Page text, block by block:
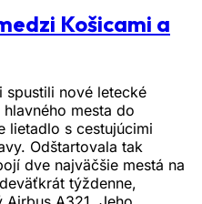
Košicami a
spustili nové letecké
mesta do
lietadlo s cestujúcimi
Odštartovala tak
dve najväčšie mestá na
týždenne,